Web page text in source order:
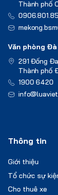
Thành phố
Văn phòng Đà
291 Đống
Thành phố
1900 6420
Thông tin
Giới thiệu
Tổ chức sự
Cho thuê xe